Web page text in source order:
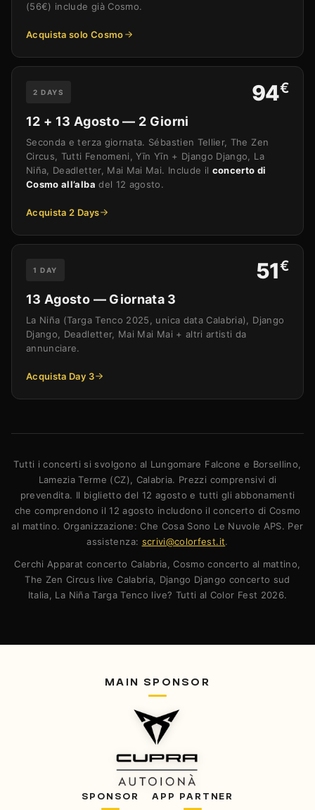
(56€) include già Cosmo.
Acquista solo Cosmo
2 DAYS 94€
12 + 13 Agosto — 2 Giorni
Seconda e terza giornata. Sébastien Tellier, The Zen
Circus, Tutti Fenomeni, Yīn Yīn + Django Django, La
Niña, Deadletter, Mai Mai Mai. Include il concerto di
Cosmo all’alba del 12 agosto.
Acquista 2 Days
1 DAY 51€
13 Agosto — Giornata 3
La Niña (Targa Tenco 2025, unica data Calabria), Django
Django, Deadletter, Mai Mai Mai + altri artisti da
annunciare.
Acquista Day 3
Tutti i concerti si svolgono al Lungomare Falcone e Borsellino,
Lamezia Terme (CZ), Calabria. Prezzi comprensivi di
prevendita. Il biglietto del 12 agosto e tutti gli abbonamenti
che comprendono il 12 agosto includono il concerto di Cosmo
al mattino. Organizzazione: Che Cosa Sono Le Nuvole APS. Per
assistenza: scrivi@colorfest.it.
Cerchi Apparat concerto Calabria, Cosmo concerto al mattino,
The Zen Circus live Calabria, Django Django concerto sud
Italia, La Niña Targa Tenco live? Tutti al Color Fest 2026.
MAIN SPONSOR
SPONSOR APP PARTNER